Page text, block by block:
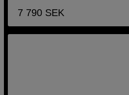
7 790 SEK